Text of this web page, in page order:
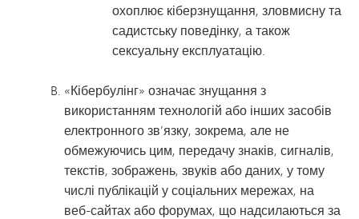
охоплює кіберзнущання, зловмисну та
садистську поведінку, а також
сексуальну експлуатацію.
«Кібербулінг» означає знущання з
використанням технологій або інших засобів
електронного зв’язку, зокрема, але не
обмежуючись цим, передачу знаків, сигналів,
текстів, зображень, звуків або даних, у тому
числі публікацій у соціальних мережах, на
веб-сайтах або форумах, що надсилаються за